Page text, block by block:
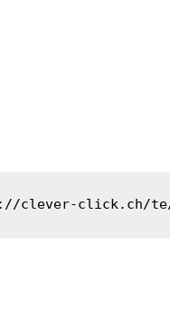
clever-click.ch/te/